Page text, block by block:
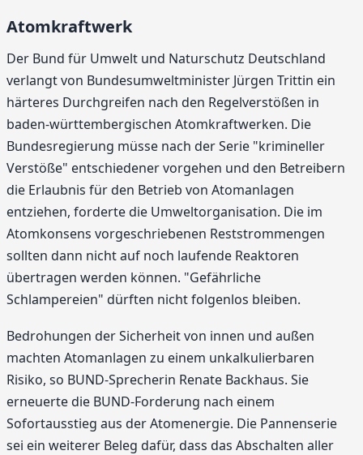
Atomkraftwerk
Der Bund für Umwelt und Naturschutz Deutschland
verlangt von Bundesumweltminister Jürgen Trittin ein
härteres Durchgreifen nach den Regelverstößen in
baden-württembergischen Atomkraftwerken. Die
Bundesregierung müsse nach der Serie "krimineller
Verstöße" entschiedener vorgehen und den Betreibern
die Erlaubnis für den Betrieb von Atomanlagen
entziehen, forderte die Umweltorganisation. Die im
Atomkonsens vorgeschriebenen Reststrommengen
sollten dann nicht auf noch laufende Reaktoren
übertragen werden können. "Gefährliche
Schlampereien" dürften nicht folgenlos bleiben.
Bedrohungen der Sicherheit von innen und außen
machten Atomanlagen zu einem unkalkulierbaren
Risiko, so BUND-Sprecherin Renate Backhaus. Sie
erneuerte die BUND-Forderung nach einem
Sofortausstieg aus der Atomenergie. Die Pannenserie
sei ein weiterer Beleg dafür, dass das Abschalten aller